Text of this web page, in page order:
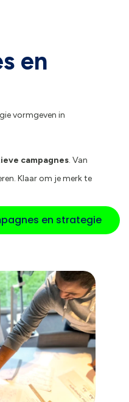
en
vormgeven in
campagnes. Van
Klaar om je merk te
en strategie